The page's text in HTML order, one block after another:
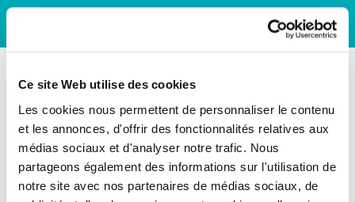
Ce site Web utilise des cookies
Les cookies nous permettent de personnaliser le contenu
et les annonces, d'offrir des fonctionnalités relatives aux
médias sociaux et d'analyser notre trafic. Nous
partageons également des informations sur l'utilisation de
notre site avec nos partenaires de médias sociaux, de